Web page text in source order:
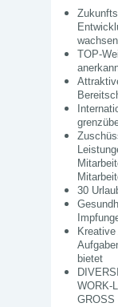
TOP-
30
bietet
WORK-
GROSS